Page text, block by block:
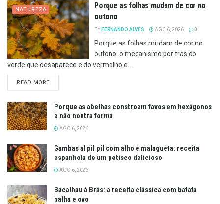
NATUREZA
Porque as folhas mudam de cor no
outono
BY FERNANDO ALVES AGO 6, 2026 0
Porque as folhas mudam de cor no
outono: o mecanismo por trás do
verde que desaparece e do vermelho e...
READ MOREDETAILS
Porque as abelhas constroem favos em hexágonos
e não noutra forma
AGO 6, 2026
Gambas al pil pil com alho e malagueta: receita
espanhola de um petisco delicioso
AGO 6, 2026
Bacalhau à Brás: a receita clássica com batata
palha e ovo